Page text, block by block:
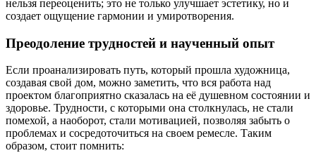
нельзя переоценить; это не только улучшает эстетику, но и
создает ощущение гармонии и умиротворения.
Преодоление трудностей и наученный опыт
Если проанализировать путь, который прошла художница,
создавая свой дом, можно заметить, что вся работа над
проектом благоприятно сказалась на её душевном состоянии и
здоровье. Трудности, с которыми она столкнулась, не стали
помехой, а наоборот, стали мотивацией, позволяя забыть о
проблемах и сосредоточиться на своем ремесле. Таким
образом, стоит помнить: